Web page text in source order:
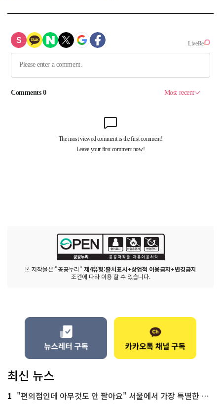
본 저작물은 "공공누리" 제4유형:출처표시+상업적 이용금지+변경금지
조건에 따라 이용 할 수 있습니다.
최신 뉴스
1 "편의점인데 아무것도 안 팔아요" 서울에서 가장 특별한 편의점의 정체